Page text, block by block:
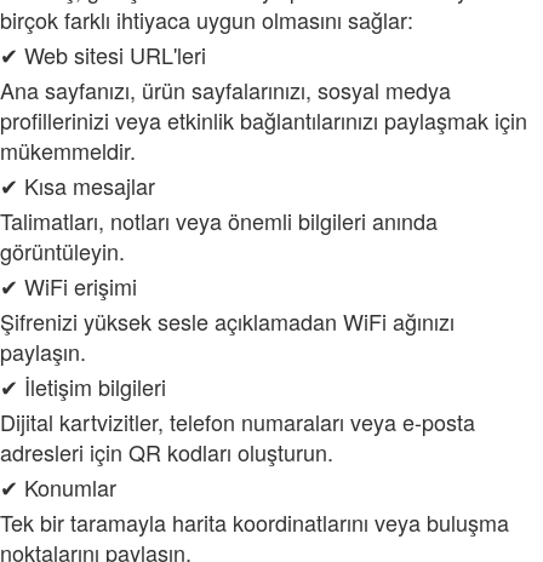
birçok farklı ihtiyaca uygun olmasını sağlar:
✔ Web sitesi URL'leri
Ana sayfanızı, ürün sayfalarınızı, sosyal medya
profillerinizi veya etkinlik bağlantılarınızı paylaşmak için
mükemmeldir.
✔ Kısa mesajlar
Talimatları, notları veya önemli bilgileri anında
görüntüleyin.
✔ WiFi erişimi
Şifrenizi yüksek sesle açıklamadan WiFi ağınızı
paylaşın.
✔ İletişim bilgileri
Dijital kartvizitler, telefon numaraları veya e-posta
adresleri için QR kodları oluşturun.
✔ Konumlar
Tek bir taramayla harita koordinatlarını veya buluşma
noktalarını paylaşın.